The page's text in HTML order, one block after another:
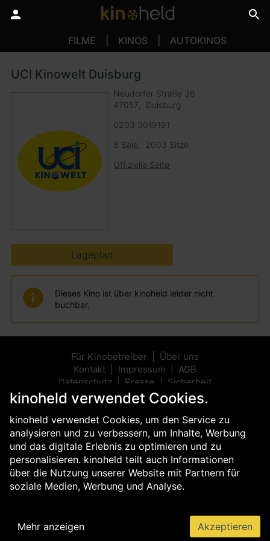
kinoheld verwendet Cookies.
kinoheld verwendet Cookies, um den Service zu
analysieren und zu verbessern, um Inhalte, Werbung
und das digitale Erlebnis zu optimieren und zu
personalisieren. kinoheld teilt auch Informationen
über die Nutzung unserer Website mit Partnern für
soziale Medien, Werbung und Analyse.
Mehr anzeigen Akzeptieren
FILME KINOS AUTOKINOS
UCI Kinowelt Duisburg
Neudorfer Straße 36
47057
Duisburg
0203 3019191
8 Säle
2003 Sitze
Offizielle Seite
Lageplan
Dieses Kino ist über kinoheld leider nicht
buchbar.
Für Kinobetreiber
Über uns
Kontakt
Impressum
AGB
Datenschutz
Presse Sicherheit